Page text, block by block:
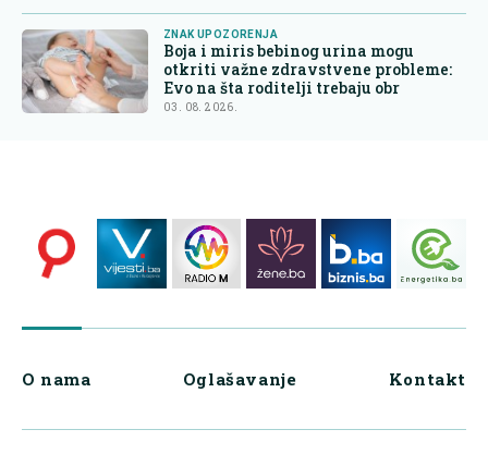
ZNAK UPOZORENJA
Boja i miris bebinog urina mogu
otkriti važne zdravstvene probleme:
Evo na šta roditelji trebaju obr
03. 08. 2026.
O nama Oglašavanje Kontakt